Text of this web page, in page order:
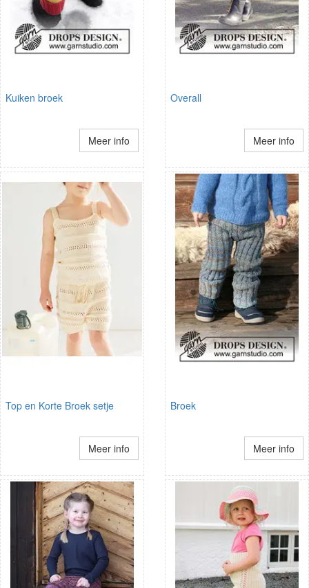
Kuiken broek
Meer info
Overall
Meer info
Top en Korte Broek setje
Meer info
Broek
Meer info